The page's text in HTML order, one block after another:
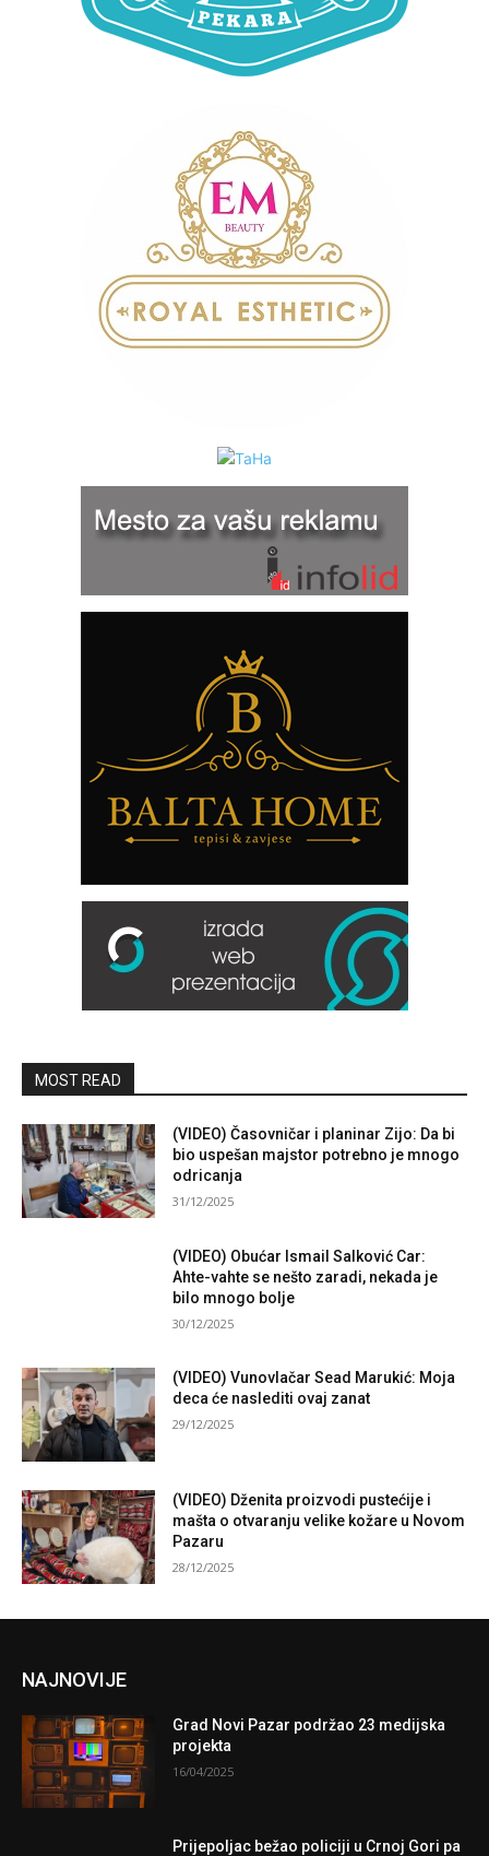
MOST READ
(VIDEO) Časovničar i planinar Zijo: Da bi
bio uspešan majstor potrebno je mnogo
odricanja
31/12/2025
(VIDEO) Obućar Ismail Salković Car:
Ahte-vahte se nešto zaradi, nekada je
bilo mnogo bolje
30/12/2025
(VIDEO) Vunovlačar Sead Marukić: Moja
deca će naslediti ovaj zanat
29/12/2025
(VIDEO) Dženita proizvodi pustećije i
mašta o otvaranju velike kožare u Novom
Pazaru
28/12/2025
NAJNOVIJE
Grad Novi Pazar podržao 23 medijska
projekta
16/04/2025
Prijepoljac bežao policiji u Crnoj Gori pa